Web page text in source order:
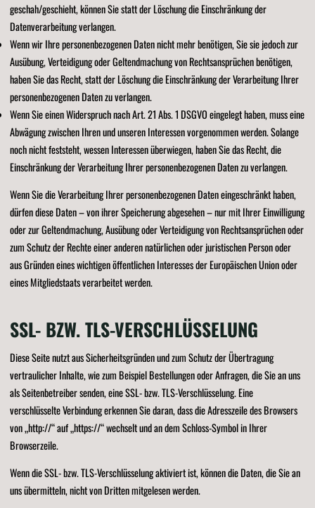
geschah/geschieht, können Sie statt der Löschung die Einschränkung der
Datenverarbeitung verlangen.
Wenn wir Ihre personenbezogenen Daten nicht mehr benötigen, Sie sie jedoch zur
Ausübung, Verteidigung oder Geltendmachung von Rechtsansprüchen benötigen,
haben Sie das Recht, statt der Löschung die Einschränkung der Verarbeitung Ihrer
personenbezogenen Daten zu verlangen.
Wenn Sie einen Widerspruch nach Art. 21 Abs. 1 DSGVO eingelegt haben, muss eine
Abwägung zwischen Ihren und unseren Interessen vorgenommen werden. Solange
noch nicht feststeht, wessen Interessen überwiegen, haben Sie das Recht, die
Einschränkung der Verarbeitung Ihrer personenbezogenen Daten zu verlangen.
Wenn Sie die Verarbeitung Ihrer personenbezogenen Daten eingeschränkt haben,
dürfen diese Daten – von ihrer Speicherung abgesehen – nur mit Ihrer Einwilligung
oder zur Geltendmachung, Ausübung oder Verteidigung von Rechtsansprüchen oder
zum Schutz der Rechte einer anderen natürlichen oder juristischen Person oder
aus Gründen eines wichtigen öffentlichen Interesses der Europäischen Union oder
eines Mitgliedstaats verarbeitet werden.
SSL- BZW. TLS-VERSCHLÜSSELUNG
Diese Seite nutzt aus Sicherheitsgründen und zum Schutz der Übertragung
vertraulicher Inhalte, wie zum Beispiel Bestellungen oder Anfragen, die Sie an uns
als Seitenbetreiber senden, eine SSL- bzw. TLS-Verschlüsselung. Eine
verschlüsselte Verbindung erkennen Sie daran, dass die Adresszeile des Browsers
von „http://“ auf „https://“ wechselt und an dem Schloss-Symbol in Ihrer
Browserzeile.
Wenn die SSL- bzw. TLS-Verschlüsselung aktiviert ist, können die Daten, die Sie an
uns übermitteln, nicht von Dritten mitgelesen werden.